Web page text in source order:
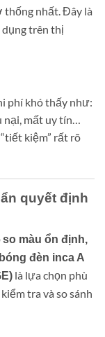
thống nhất. Đây là
dụng trên thị
phí khó thấy như:
nại, mất uy tín…
kiệm” rất rõ
quyết định
so màu ổn định,
bóng đèn inca A
là lựa chọn phù
tra và so sánh